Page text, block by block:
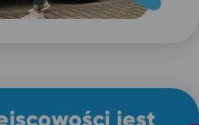
jest